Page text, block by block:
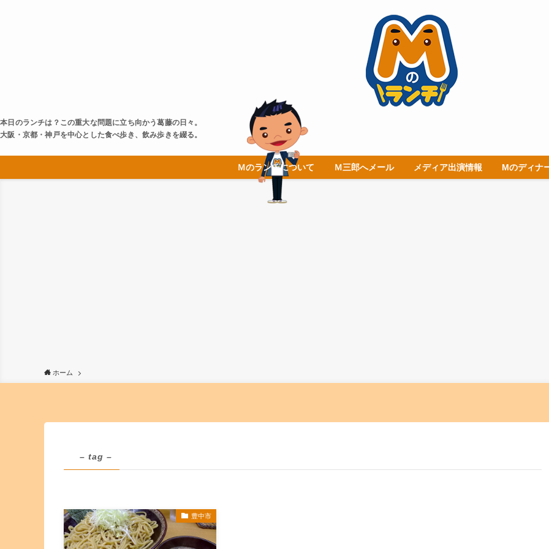
本日のランチは？この重大な問題に立ち向かう葛藤の日々。
大阪・京都・神戸を中心とした食べ歩き、飲み歩きを綴る。
Ｍのランチについて Ｍ三郎へメール メディア出演情報 Mのディナ
ホーム
– tag –
豊中市